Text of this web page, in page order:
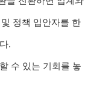
정책 입안자를 한
.
수 있는 기회를 놓